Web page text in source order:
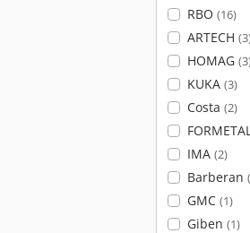
RBO (16)
ARTECH
HOMAG
KUKA (3)
Costa (2)
IMA (2)
Barberan
GMC (1)
Giben (1)